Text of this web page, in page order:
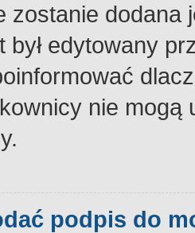
zostanie dodana
był edytowany
nie
podpis do